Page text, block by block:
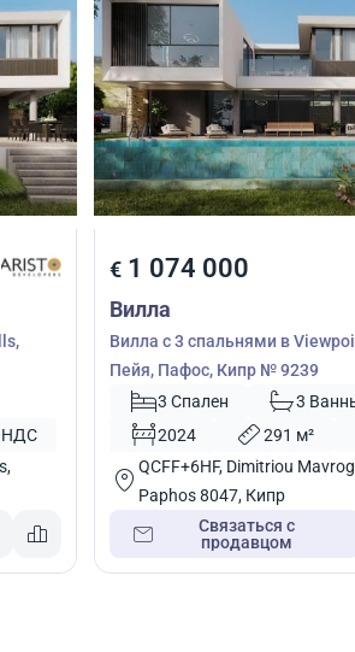
НДС
€ 1 074 000
Вилла
Вилла с 3 спальнями в
Пейя, Пафос, Кипр № 9239
3 Спален
3
2024
291 м²
QCFF+6HF, Dimitriou
Paphos 8047, Кипр
Связаться с
продавцом